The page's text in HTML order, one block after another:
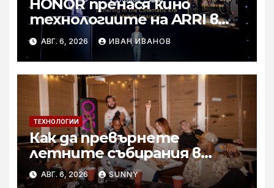
HONOR пренася кино
технологиите на ARRI в
мобилното творчество на
събитието Imaging
Technology Launch
АВГ. 6, 2026 ИВАН ИВАНОВ
ТЕХНОЛОГИИ
Как да превърнете
летните събирания в
купон с караоке система
АВГ. 6, 2026 SUNNY